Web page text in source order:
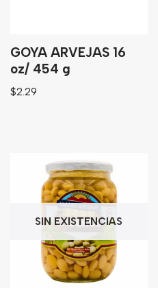
GOYA ARVEJAS 16
oz/ 454 g
$2.29
SIN EXISTENCIAS